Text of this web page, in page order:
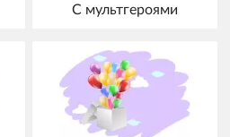
С мультгероями